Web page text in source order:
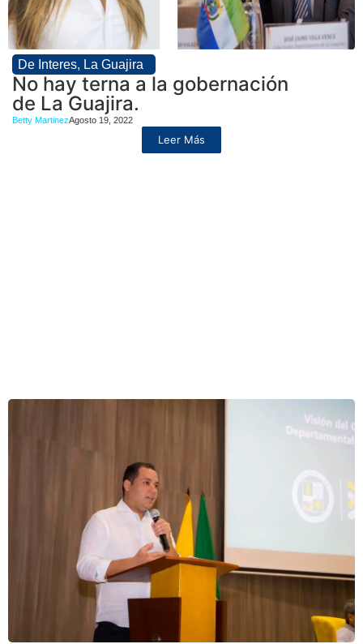
De Interes, La Guajira
No hay terna a la gobernación
de La Guajira.
Betty MartinezAgosto 19, 2022
Leer Más